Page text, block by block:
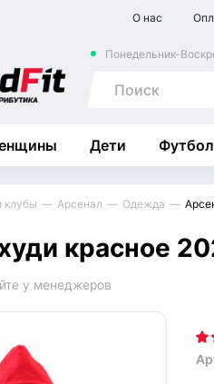
О нас
Понедельник-
Дети
клубы Арсенал Одежда
красное